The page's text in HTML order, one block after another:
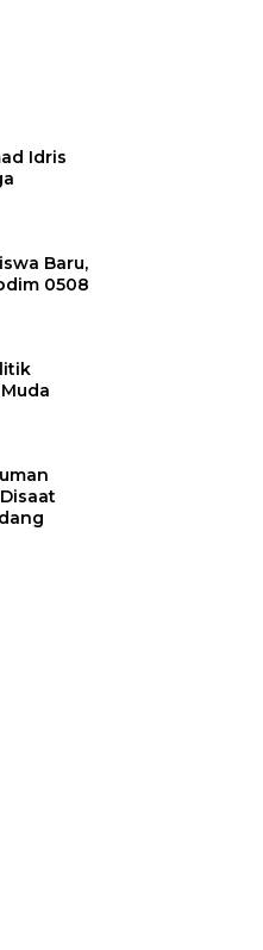
Idris
Baru,
0508